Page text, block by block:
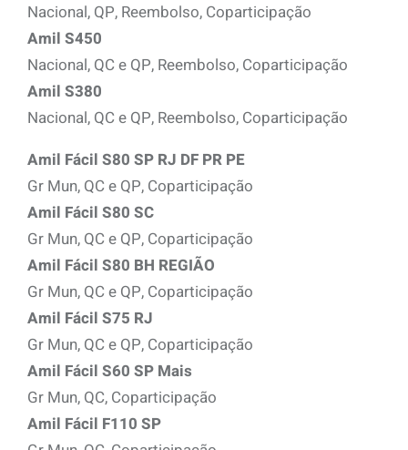
Nacional, QP, Reembolso, Coparticipação
Amil S450
Nacional, QC e QP, Reembolso, Coparticipação
Amil S380
Nacional, QC e QP, Reembolso, Coparticipação
Amil Fácil S80 SP RJ DF PR PE
Gr Mun, QC e QP, Coparticipação
Amil Fácil S80 SC
Gr Mun, QC e QP, Coparticipação
Amil Fácil S80 BH REGIÃO
Gr Mun, QC e QP, Coparticipação
Amil Fácil S75 RJ
Gr Mun, QC e QP, Coparticipação
Amil Fácil S60 SP Mais
Gr Mun, QC, Coparticipação
Amil Fácil F110 SP